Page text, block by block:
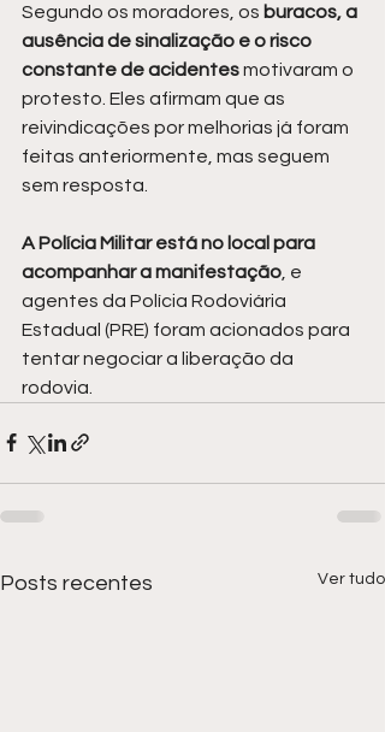
Segundo os moradores, os buracos, a
ausência de sinalização e o risco
constante de acidentes motivaram o
protesto. Eles afirmam que as
reivindicações por melhorias já foram
feitas anteriormente, mas seguem
sem resposta.
A Polícia Militar está no local para
acompanhar a manifestação , e
agentes da Polícia Rodoviária
Estadual (PRE) foram acionados para
tentar negociar a liberação da
rodovia.
Posts recentes Ver tudo